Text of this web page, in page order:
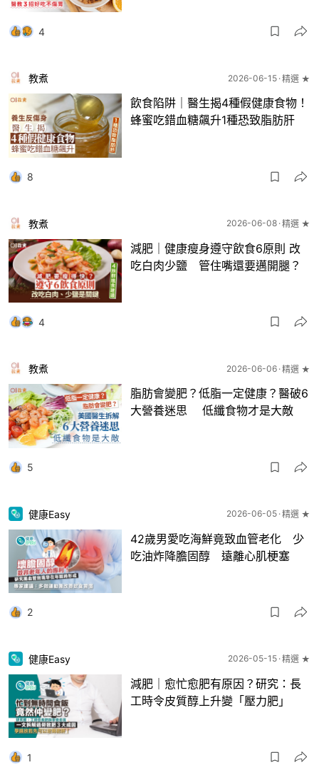
4
教煮 2026-06-15 精選 ★
飲食陷阱｜醫生揭4種假健康食物！
蜂蜜吃錯血糖飆升1種恐致脂肪肝
8
教煮 2026-06-08 精選 ★
減肥｜健康瘦身遵守飲食6原則 改
吃白肉少鹽 管住嘴還要邁開腿？
4
教煮 2026-06-06 精選 ★
脂肪會變肥？低脂一定健康？醫破6
大營養迷思 低纖食物才是大敵
5
健康Easy 2026-06-05 精選 ★
42歲男愛吃海鮮竟致血管老化 少
吃油炸降膽固醇 遠離心肌梗塞
2
健康Easy 2026-05-15 精選 ★
減肥｜愈忙愈肥有原因？研究：長
工時令皮質醇上升變「壓力肥」
1